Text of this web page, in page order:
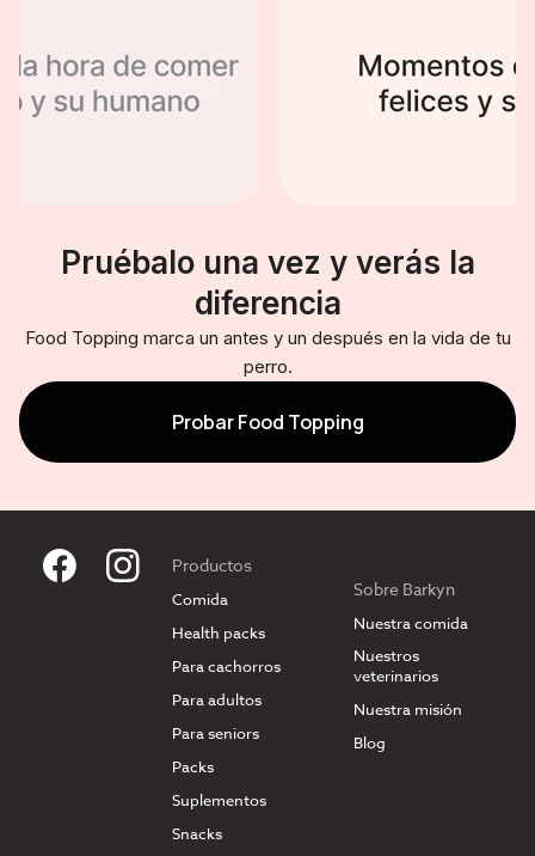
Pruébalo una vez y verás la
diferencia
Food Topping marca un antes y un después en la vida de tu
perro.
Probar Food Topping
Productos
Comida
Health packs
Para cachorros
Para adultos
Para seniors
Packs
Suplementos
Snacks
Sobre Barkyn
Nuestra comida
Nuestros
veterinarios
Nuestra misión
Blog